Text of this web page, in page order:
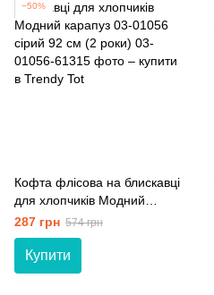
−50%
Кофта флісова на блискавці
для хлопчиків Модний
карапуз 03-01056 сірий 92
см (2 роки)
287 грн 574 грн
Купити